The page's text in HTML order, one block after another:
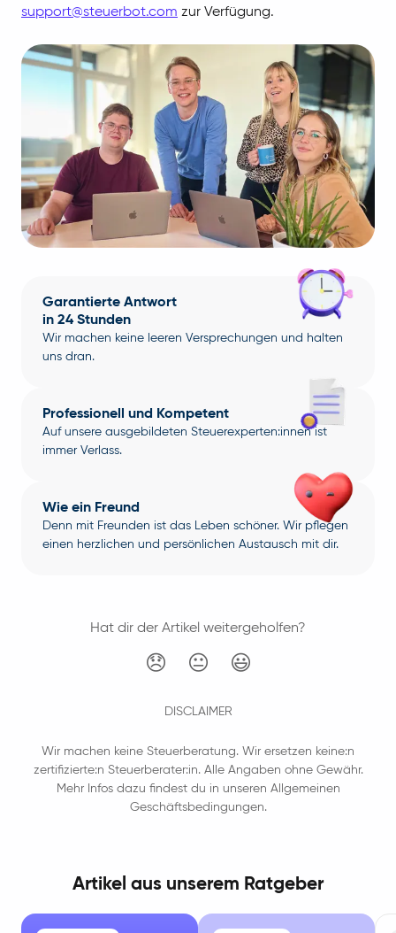
support@steuerbot.com zur Verfügung.
Garantierte Antwort
in 24 Stunden
Wir machen keine leeren Versprechungen und halten
uns dran.
Professionell und Kompetent
Auf unsere ausgebildeten Steuerexperten:innen ist
immer Verlass.
Wie ein Freund
Denn mit Freunden ist das Leben schöner. Wir pflegen
einen herzlichen und persönlichen Austausch mit dir.
Hat dir der Artikel weitergeholfen?
😞 😐 😃
DISCLAIMER
Wir machen keine Steuerberatung. Wir ersetzen keine:n
zertifizierte:n Steuerberater:in. Alle Angaben ohne Gewähr.
Mehr Infos dazu findest du in unseren Allgemeinen
Geschäftsbedingungen.
Artikel aus unserem Ratgeber